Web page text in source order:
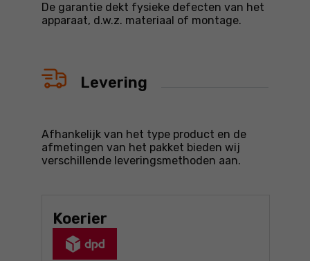
De garantie dekt fysieke defecten van het
apparaat, d.w.z. materiaal of montage.
Levering
Afhankelijk van het type product en de
afmetingen van het pakket bieden wij
verschillende leveringsmethoden aan.
Koerier